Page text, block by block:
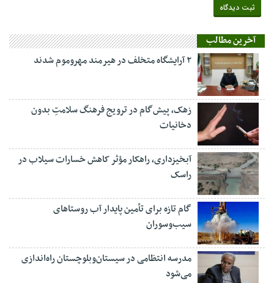
آخرین مطالب
۲ آرایشگاه متخلف در هیرمند مهروموم شدند
زهک، پیش‌گام در ترویج فرهنگ سلامتِ بدون
دخانیات
آبخیزداری، راهکار مؤثر کاهش خسارات سیلاب در
راسک
گام تازه برای تأمین پایدار آب روستاهای
سیب‌وسوران
مدرسه انتظامی در سیستان‌وبلوچستان راه‌اندازی
می‌شود